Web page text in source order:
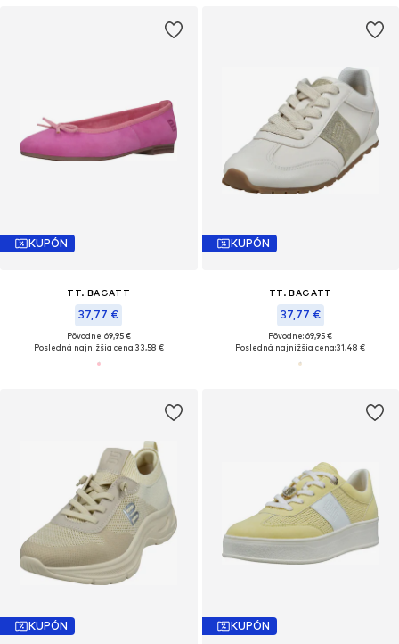
KUPÓN
TT. BAGATT
37,77 €
Pôvodne: 69,95 €
Posledná najnižšia cena:33,58 €
KUPÓN
TT. BAGATT
37,77 €
Pôvodne: 69,95 €
Posledná najnižšia cena:31,48 €
KUPÓN KUPÓN